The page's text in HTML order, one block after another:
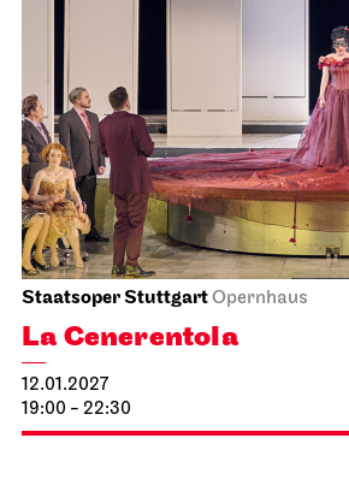
Open Sing-Along at
12.01.2027
18:00 - 19:30